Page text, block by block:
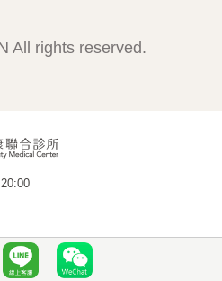
All rights reserved.
號 2 樓 之 5
上)